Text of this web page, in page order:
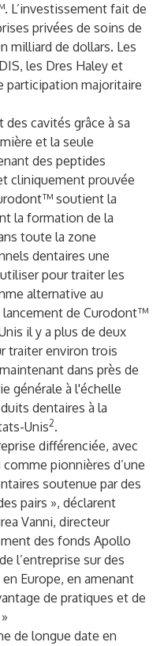
L’investissement fait de
privées de soins de
milliard de dollars. Les
les Dres Haley et
participation majoritaire
cavités grâce à sa
et la seule
des peptides
cliniquement prouvée
soutient la
la formation de la
toute la zone
dentaires une
pour traiter les
alternative au
de Curodont™
il y a plus de deux
traiter environ trois
dans près de
générale à l'échelle
dentaires à la
Unis2.
différenciée, avec
pionnières d’une
soutenue par des
pairs », déclarent
Vanni, directeur
des fonds Apollo
l’entreprise sur des
Europe, en amenant
de pratiques et de
de longue date en